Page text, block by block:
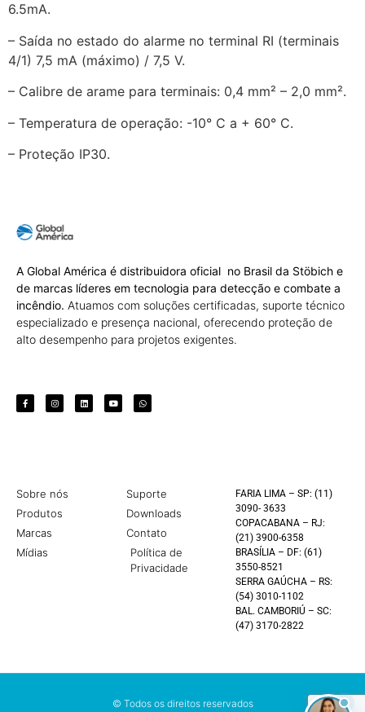
6.5mA.
– Saída no estado do alarme no terminal RI (terminais
4/1) 7,5 mA (máximo) / 7,5 V.
– Calibre de arame para terminais: 0,4 mm² – 2,0 mm².
– Temperatura de operação: -10° C a + 60° C.
– Proteção IP30.
A Global América é distribuidora oficial no Brasil da Stöbich e
de marcas líderes em tecnologia para detecção e combate a
incêndio. Atuamos com soluções certificadas, suporte técnico
especializado e presença nacional, oferecendo proteção de
alto desempenho para projetos exigentes.
Sobre nós
Produtos
Marcas
Mídias
Suporte
Downloads
Contato
Política de
Privacidade
FARIA LIMA – SP: (11)
3090- 3633
COPACABANA – RJ:
(21) 3900-6358
BRASÍLIA – DF: (61)
3550-8521
SERRA GAÚCHA – RS:
(54) 3010-1102
BAL. CAMBORIÚ – SC:
(47) 3170-2822
© Todos os direitos reservados